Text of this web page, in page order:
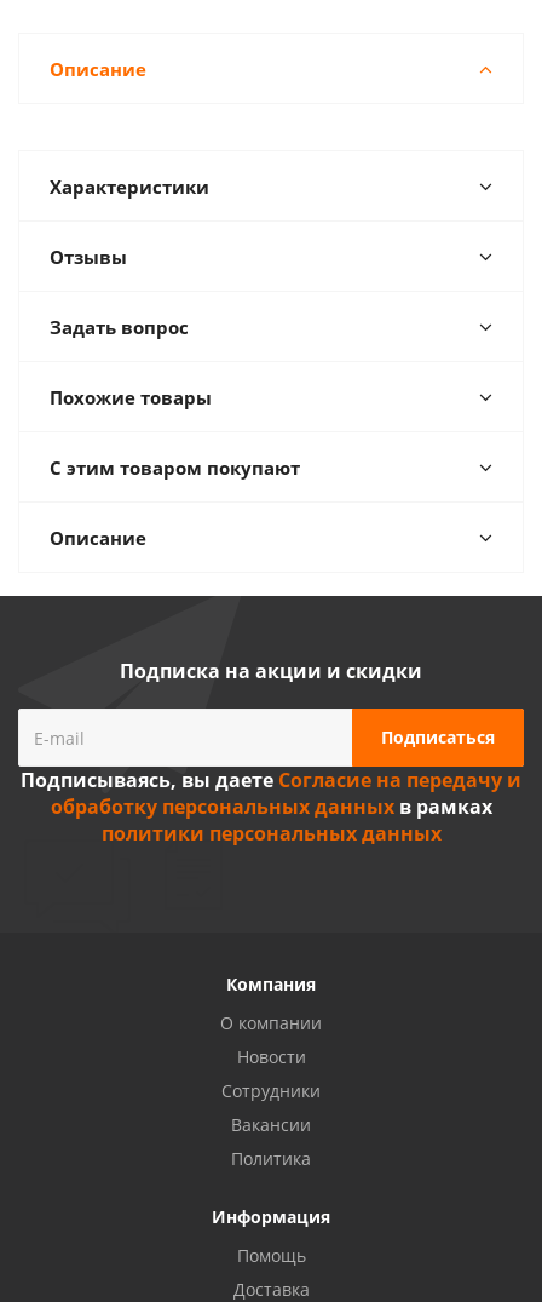
Описание
Характеристики
Отзывы
Задать вопрос
Похожие товары
С этим товаром покупают
Описание
Подписка на акции и скидки
Подписываясь, вы даете Согласие на передачу и
обработку персональных данныхв рамках
политики персональных данных
Компания
О компании
Новости
Сотрудники
Вакансии
Политика
Информация
Помощь
Доставка